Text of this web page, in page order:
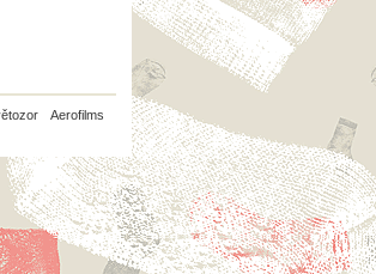
Aerofilms